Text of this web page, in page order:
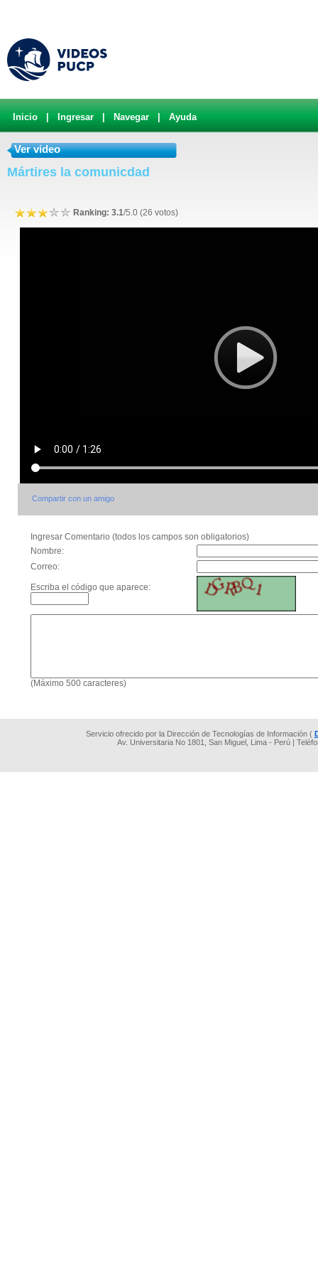
Inicio Ingresar Navegar Ayuda
Ver video
Mártires la comunicdad
Ranking: 3.1/5.0 (26 votos)
Compartir con un amigo
Ingresar Comentario (todos los campos son obligatorios)
Nombre:
Correo:
Escriba el código que aparece:
(Máximo 500 caracteres)
Servicio ofrecido por la Dirección de Tecnologías de Información (
Av. Universitaria No 1801, San Miguel, Lima - Perú |